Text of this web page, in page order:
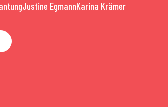
Justine EgmannKarina Krämer